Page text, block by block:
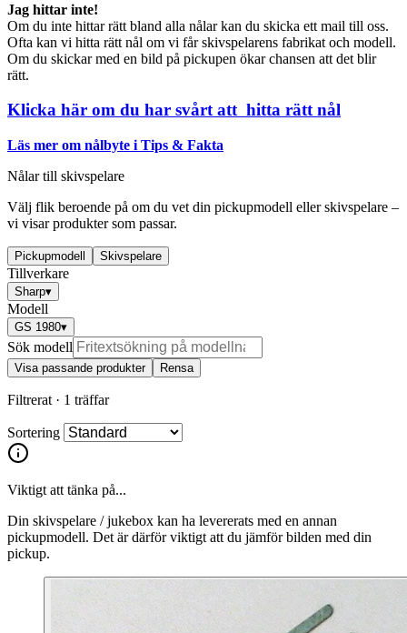
Jag hittar inte!
Om du inte hittar rätt bland alla nålar kan du skicka ett mail till oss.
Ofta kan vi hitta rätt nål om vi får skivspelarens fabrikat och modell.
Om du skickar med en bild på pickupen ökar chansen att det blir
rätt.
Klicka här om du har svårt att hitta rätt nål
Läs mer om nålbyte i Tips & Fakta
Nålar till skivspelare
Välj flik beroende på om du vet din pickupmodell eller skivspelare –
vi visar produkter som passar.
Pickupmodell Skivspelare
Tillverkare
Sharp▾
Modell
GS 1980▾
Sök modell
Visa passande produkter Rensa
Filtrerat · 1 träffar
Sortering
Viktigt att tänka på...
Din skivspelare / jukebox kan ha levererats med en annan
pickupmodell. Det är därför viktigt att du jämför bilden med din
pickup.